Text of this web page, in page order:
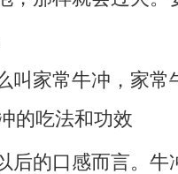
的口感而言。牛